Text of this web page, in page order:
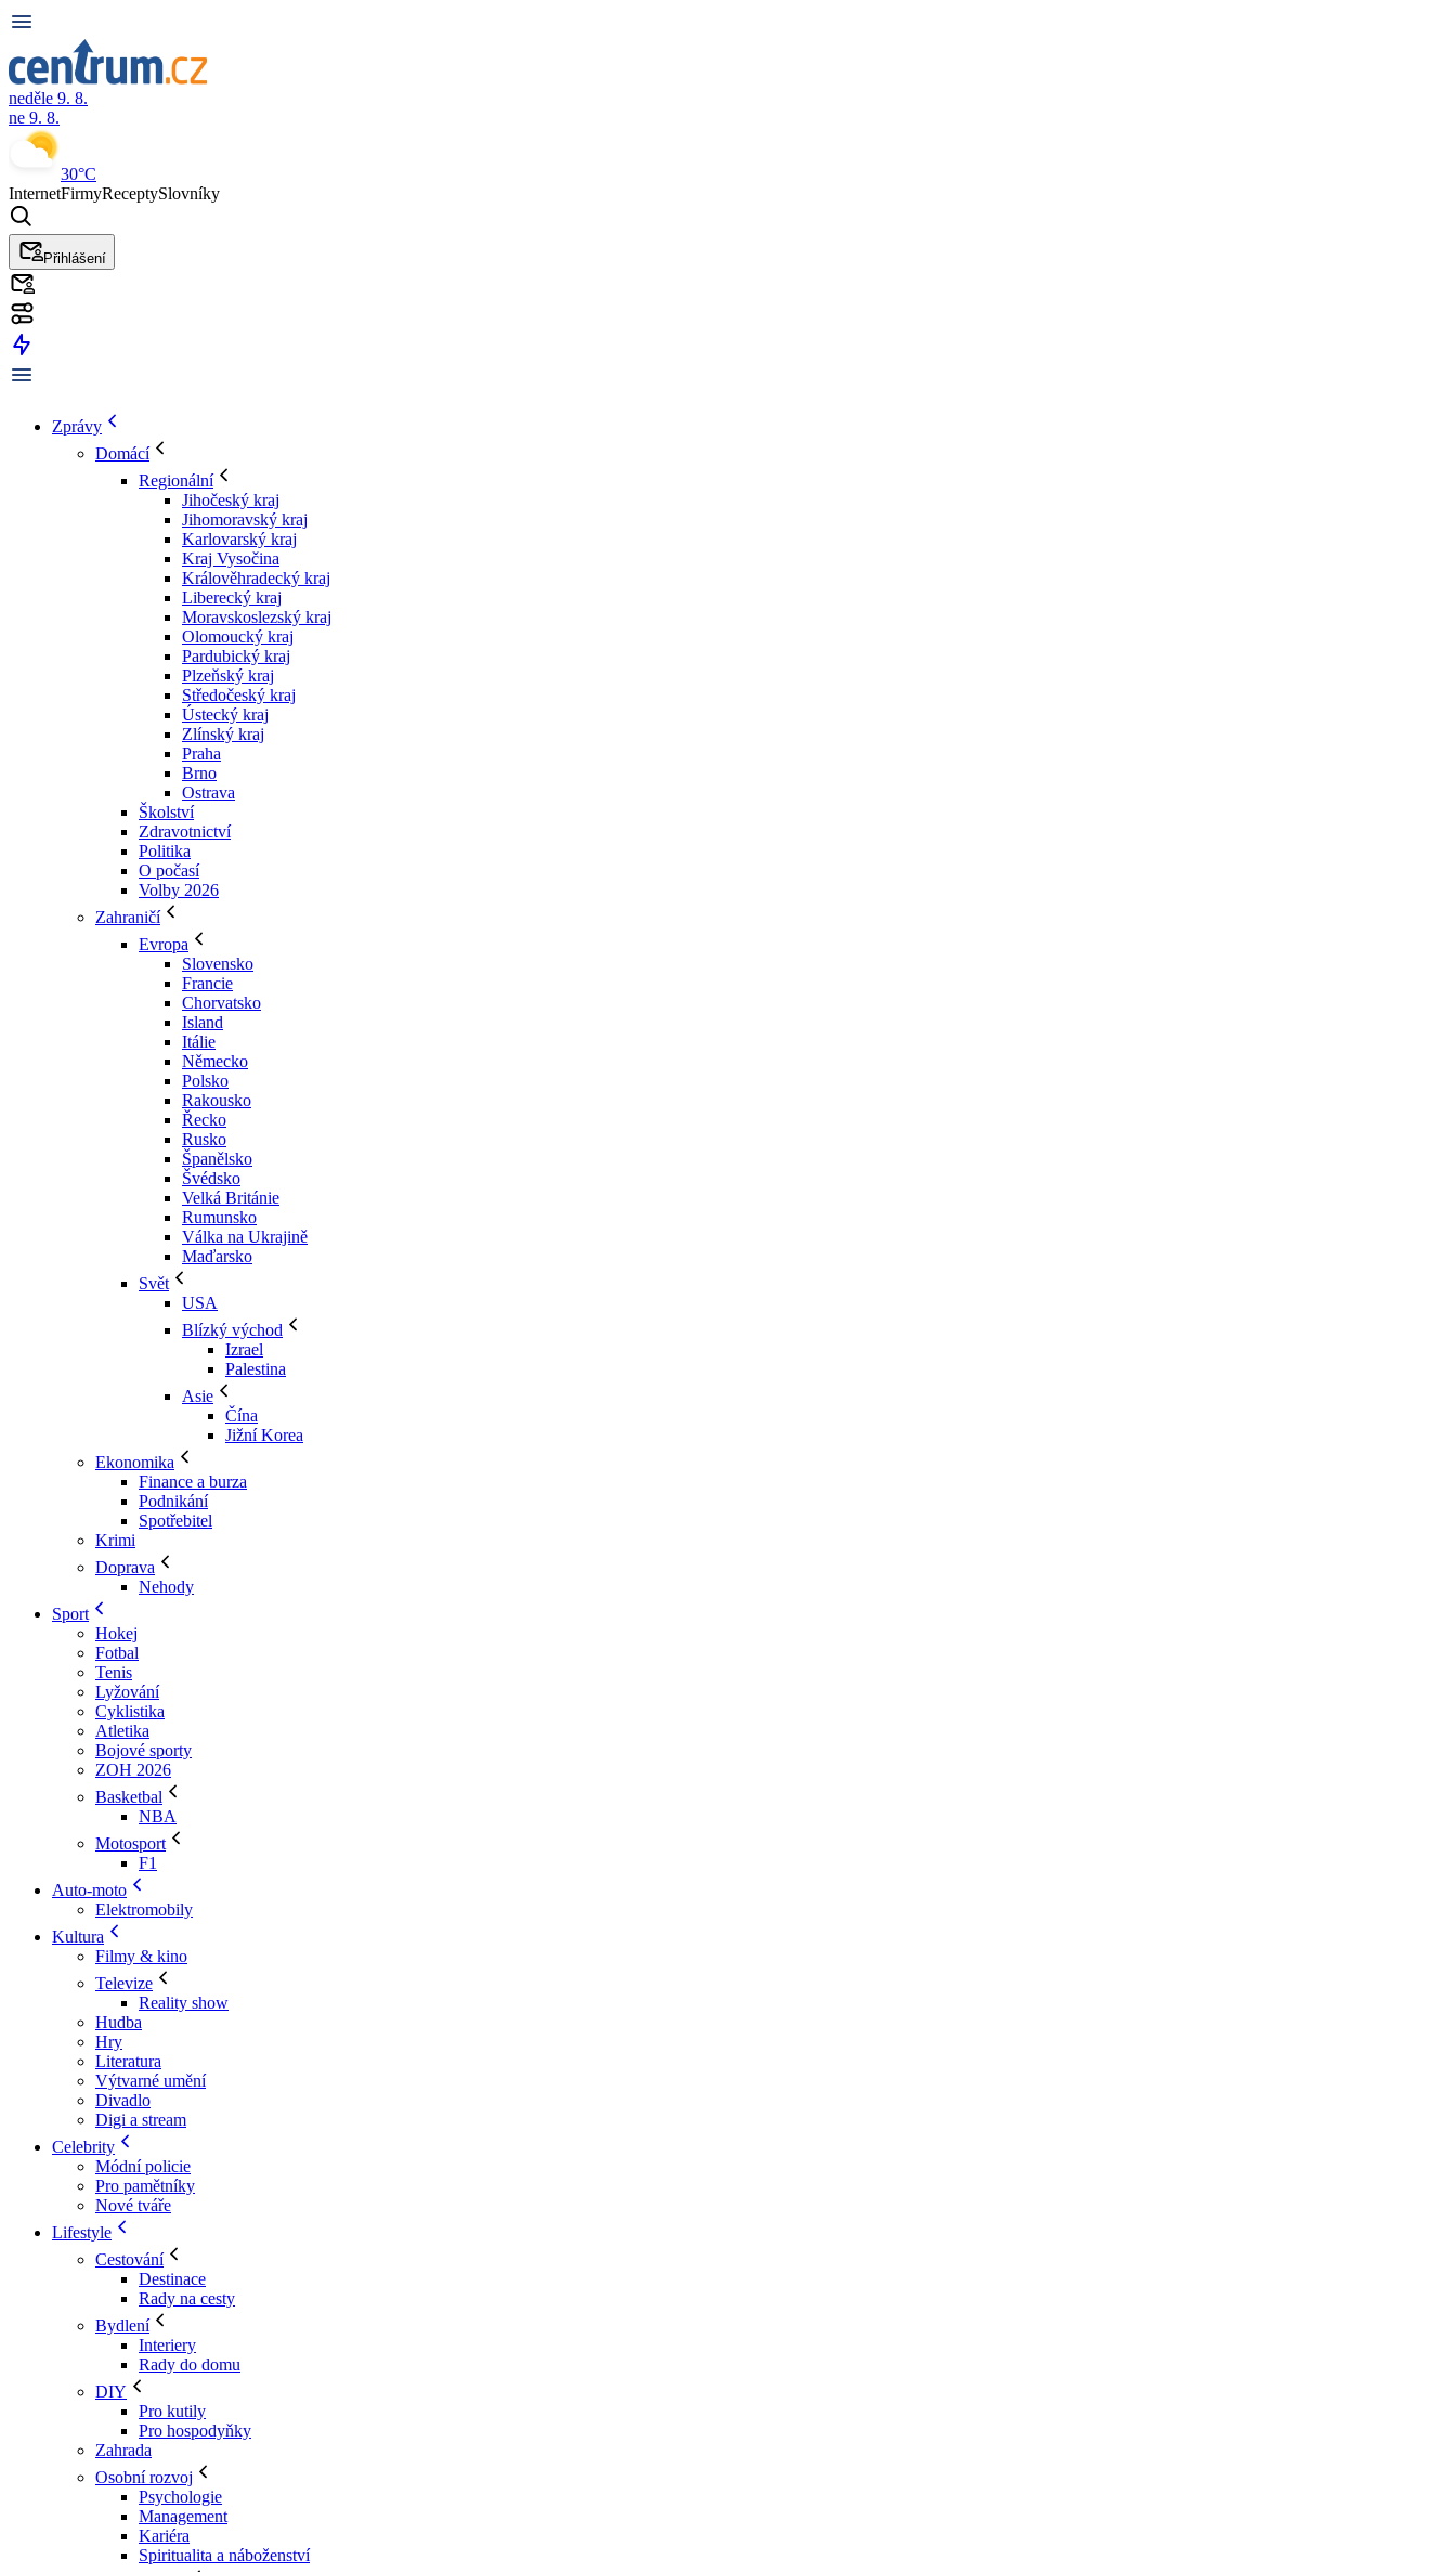
neděle 9. 8.
ne 9. 8.
30°C
InternetFirmyReceptySlovníky
Přihlášení
Zprávy
Domácí
Regionální
Jihočeský kraj
Jihomoravský kraj
Karlovarský kraj
Kraj Vysočina
Králověhradecký kraj
Liberecký kraj
Moravskoslezský kraj
Olomoucký kraj
Pardubický kraj
Plzeňský kraj
Středočeský kraj
Ústecký kraj
Zlínský kraj
Praha
Brno
Ostrava
Školství
Zdravotnictví
Politika
O počasí
Volby 2026
Zahraničí
Evropa
Slovensko
Francie
Chorvatsko
Island
Itálie
Německo
Polsko
Rakousko
Řecko
Rusko
Španělsko
Švédsko
Velká Británie
Rumunsko
Válka na Ukrajině
Maďarsko
Svět
USA
Blízký východ
Izrael
Palestina
Asie
Čína
Jižní Korea
Ekonomika
Finance a burza
Podnikání
Spotřebitel
Krimi
Doprava
Nehody
Sport
Hokej
Fotbal
Tenis
Lyžování
Cyklistika
Atletika
Bojové sporty
ZOH 2026
Basketbal
NBA
Motosport
F1
Auto-moto
Elektromobily
Kultura
Filmy & kino
Televize
Reality show
Hudba
Hry
Literatura
Výtvarné umění
Divadlo
Digi a stream
Celebrity
Módní policie
Pro pamětníky
Nové tváře
Lifestyle
Cestování
Destinace
Rady na cesty
Bydlení
Interiery
Rady do domu
DIY
Pro kutily
Pro hospodyňky
Zahrada
Osobní rozvoj
Psychologie
Management
Kariéra
Spiritualita a náboženství